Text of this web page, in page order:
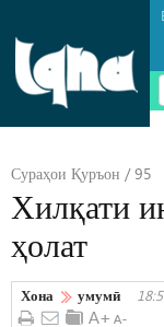
Сураҳои Қуръон / 95
Хилқати
ҳолат
Хона умумӣ